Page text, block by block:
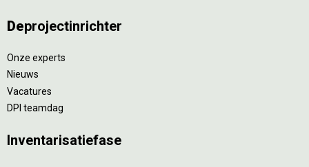
Deprojectinrichter
Onze experts
Nieuws
Vacatures
DPI teamdag
Inventarisatiefase